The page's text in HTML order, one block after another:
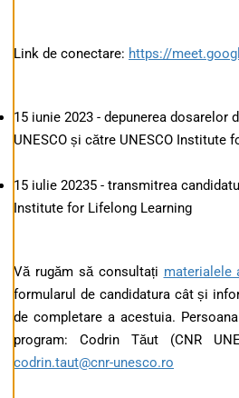
Link de conectare: https://
15 iunie 2023 - depunerea dosarelor
UNESCO și către UNESCO Institute
15 iulie 20235 - transmitrea
Institute for Lifelong Learning
Vă rugăm să consultați materialele
formularul de candidatura cât și
de completare a acestuia.
program: Codrin Tăut (CNR
codrin.taut@cnr-unesco.ro